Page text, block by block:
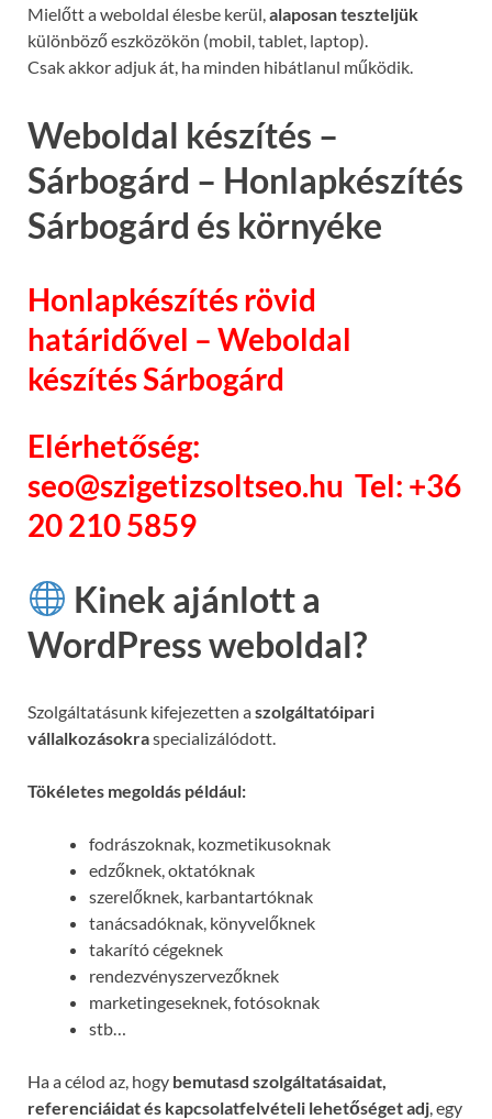
Mielőtt a weboldal élesbe kerül,alaposan teszteljük
különböző eszközökön (mobil, tablet, laptop).
Csak akkor adjuk át, ha minden hibátlanul működik.
Weboldal készítés –
Sárbogárd – Honlapkészítés
Sárbogárd és környéke
Honlapkészítés rövid
határidővel – Weboldal
készítés Sárbogárd
Elérhetőség:
seo@szigetizsoltseo.hu Tel: +36
20 210 5859
Kinek ajánlott a
WordPress weboldal?
Szolgáltatásunk kifejezetten aszolgáltatóipari
vállalkozásokraspecializálódott.
Tökéletes megoldás például:
fodrászoknak, kozmetikusoknak
edzőknek, oktatóknak
szerelőknek, karbantartóknak
tanácsadóknak, könyvelőknek
takarító cégeknek
rendezvényszervezőknek
marketingeseknek, fotósoknak
stb…
Ha a célod az, hogy bemutasd szolgáltatásaidat,
referenciáidat és kapcsolatfelvételi lehetőséget adj , egy